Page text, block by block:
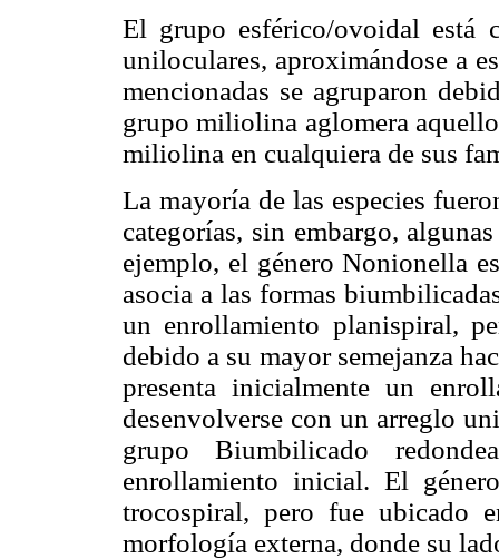
El grupo esférico/ovoidal está
uniloculares, aproximándose a
mencionadas se agruparon
grupo miliolina aglomera
miliolina en cualquiera de sus
La mayoría de las especies
categorías, sin embargo,
ejemplo, el género Nonionella
asocia a las formas
un enrollamiento planispiral,
debido a su mayor semejanza
presenta inicialmente un
desenvolverse con un arreglo
grupo Biumbilicado
enrollamiento inicial. El
trocospiral, pero fue ubicado
morfología externa, donde su